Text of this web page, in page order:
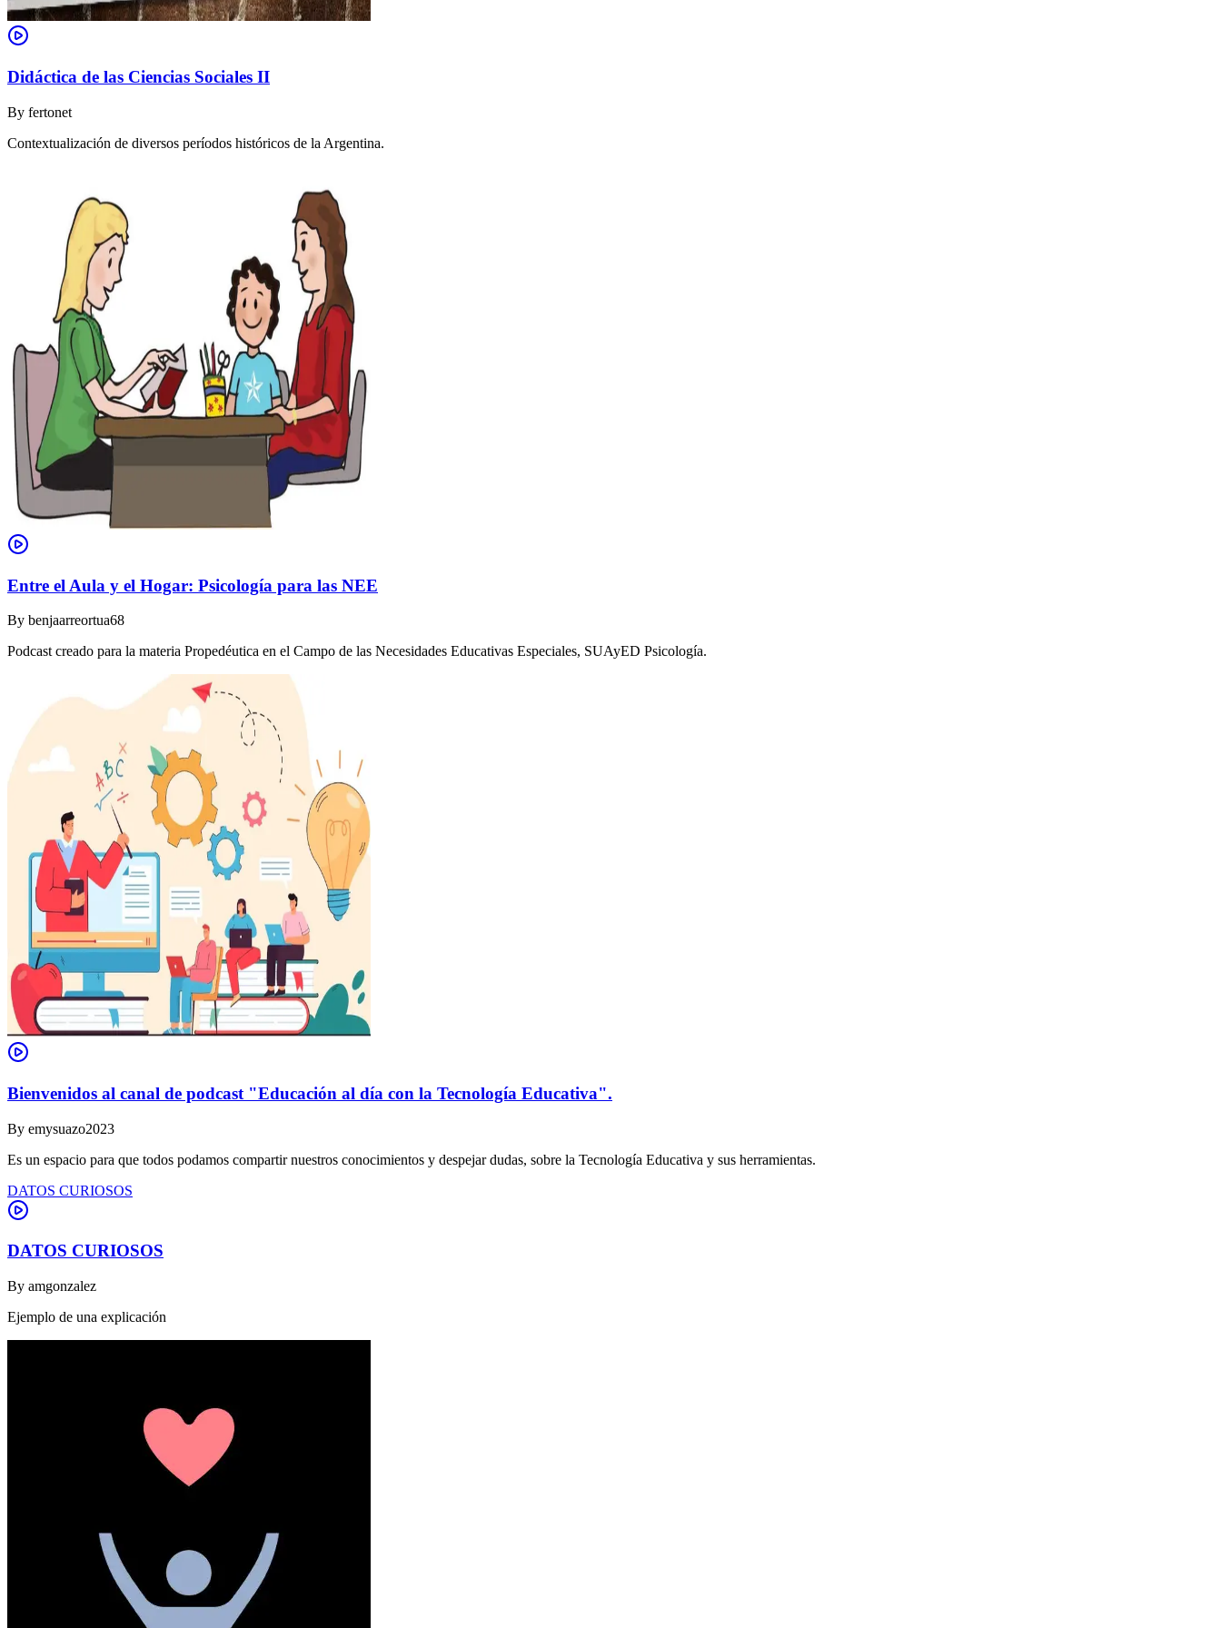
Didáctica de las Ciencias Sociales II
By fertonet
Contextualización de diversos períodos históricos de la Argentina.
Entre el Aula y el Hogar: Psicología para las NEE
By benjaarreortua68
Podcast creado para la materia Propedéutica en el Campo de las Necesidades Educativas Especiales, SUAyED Psicología.
Bienvenidos al canal de podcast "Educación al día con la Tecnología Educativa".
By emysuazo2023
Es un espacio para que todos podamos compartir nuestros conocimientos y despejar dudas, sobre la Tecnología Educativa y sus herramientas.
DATOS CURIOSOS
DATOS CURIOSOS
By amgonzalez
Ejemplo de una explicación